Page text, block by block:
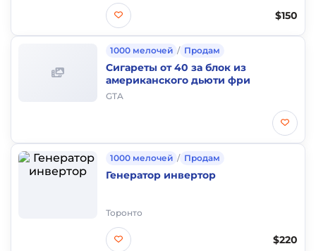
$150
1000 мелочей / Продам
Сигареты от 40 за блок из
американского дьюти фри
GTA
1000 мелочей / Продам
Генератор инвертор
Торонто
$220